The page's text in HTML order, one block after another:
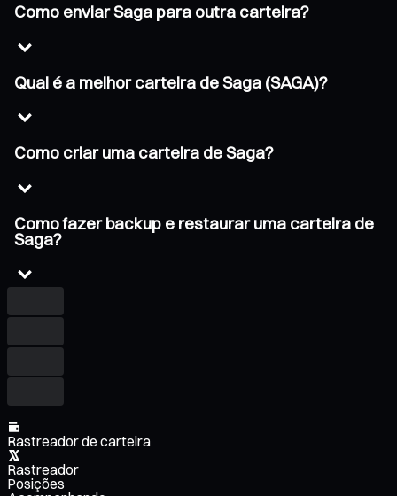
Como enviar Saga para outra carteira?
Qual é a melhor carteira de Saga (SAGA)?
Como criar uma carteira de Saga?
Como fazer backup e restaurar uma carteira de
Saga?
Rastreador de carteira
Rastreador
Posições